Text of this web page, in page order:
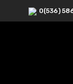
0(536)